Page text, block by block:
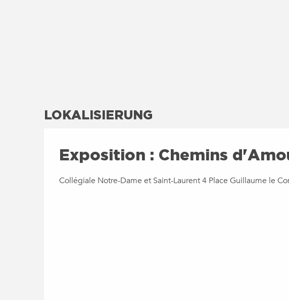
LOKALISIERUNG
Exposition : Chemins
Collégiale Notre-Dame et Saint-Laurent 4 Place Guillaume le